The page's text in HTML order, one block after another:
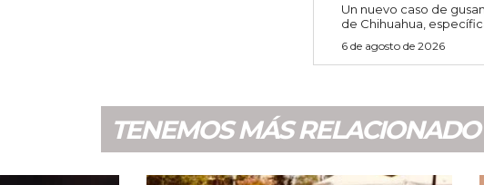
Un nuevo caso de
de Chihuahua,
6 de agosto de 2026
TENEMOS MÁS RELACIONADO